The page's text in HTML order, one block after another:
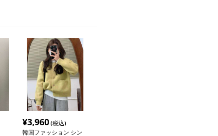
¥3,960(税込)
韓国ファッション シン